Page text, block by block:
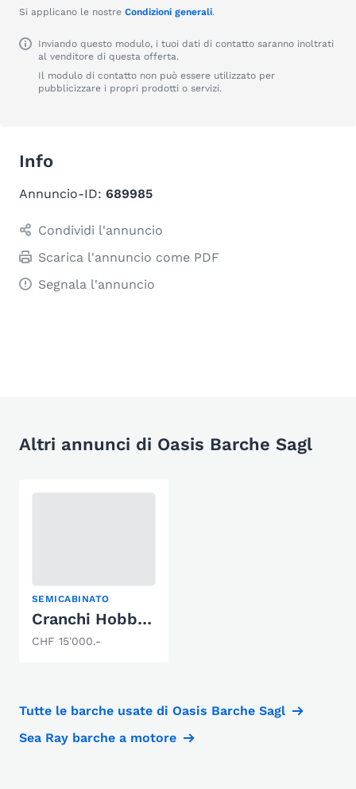
Si applicano le nostre Condizioni generali.
Inviando questo modulo, i tuoi dati di contatto saranno inoltrati
al venditore di questa offerta.
Il modulo di contatto non può essere utilizzato per
pubblicizzare i propri prodotti o servizi.
Info
Annuncio-ID: 689985
Condividi l'annuncio
Scarica l'annuncio come PDF
Segnala l'annuncio
Altri annunci di Oasis Barche Sagl
SEMICABINATO
Cranchi Hobby 2.0
CHF 15'000.-
Tutte le barche usate di Oasis Barche Sagl
Sea Ray barche a motore